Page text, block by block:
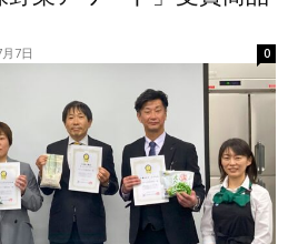
7日 0